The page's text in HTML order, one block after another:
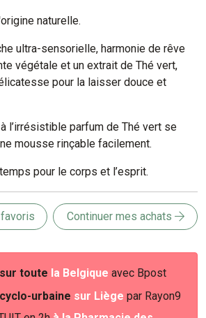
naturelle.
ultra-sensorielle, harmonie de rêve
végétale et un extrait de Thé vert,
pour la laisser douce et
l’irrésistible parfum de Thé vert se
mousse rinçable facilement.
pour le corps et l’esprit.
Continuer mes achats
toute la Belgique avec Bpost
urbaine sur Liège par Rayon9